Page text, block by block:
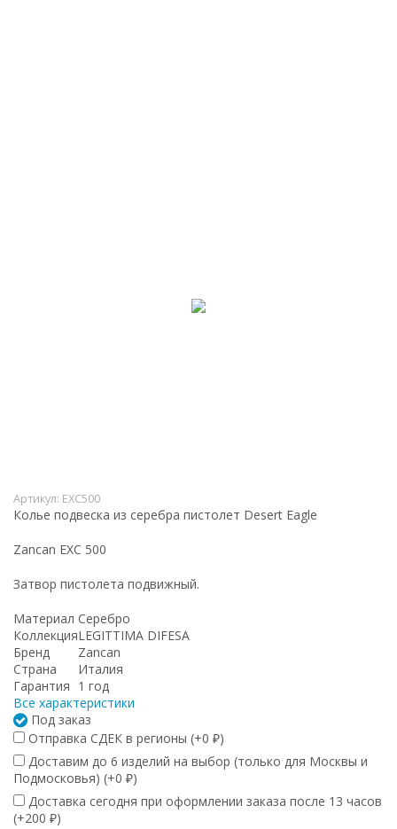
Артикул: EXC500
Колье подвеска из серебра пистолет Desert Eagle
Zancan EXC 500
Затвор пистолета подвижный.
Материал Серебро
КоллекцияLEGITTIMA DIFESA
Бренд
Zancan
Страна
Италия
Гарантия 1 год
Все характеристики
Под заказ
Отправка СДЕК в регионы (+0 ₽)
Доставим до 6 изделий на выбор (только для Москвы и
Подмосковья) (+0 ₽)
Доставка сегодня при оформлении заказа после 13 часов
(+200 ₽)